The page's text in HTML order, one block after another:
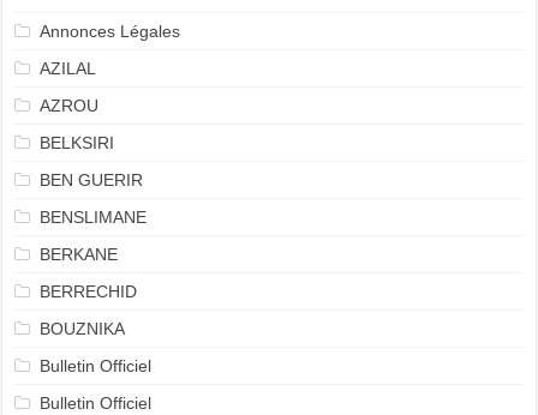
Annonces Légales
AZILAL
AZROU
BELKSIRI
BEN GUERIR
BENSLIMANE
BERKANE
BERRECHID
BOUZNIKA
Bulletin Officiel
Bulletin Officiel